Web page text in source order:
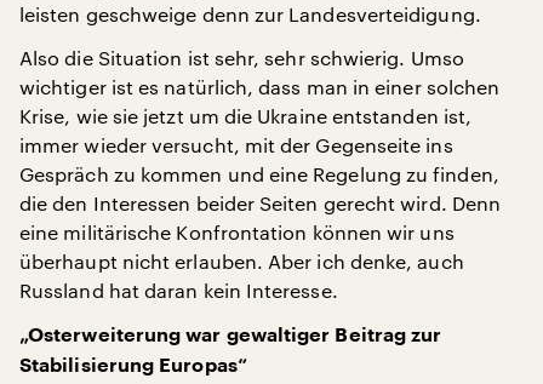
leisten geschweige denn zur Landesverteidigung.
Also die Situation ist sehr, sehr schwierig. Umso
wichtiger ist es natürlich, dass man in einer solchen
Krise, wie sie jetzt um die Ukraine entstanden ist,
immer wieder versucht, mit der Gegenseite ins
Gespräch zu kommen und eine Regelung zu finden,
die den Interessen beider Seiten gerecht wird. Denn
eine militärische Konfrontation können wir uns
überhaupt nicht erlauben. Aber ich denke, auch
Russland hat daran kein Interesse.
„Osterweiterung war gewaltiger Beitrag zur
Stabilisierung Europas“